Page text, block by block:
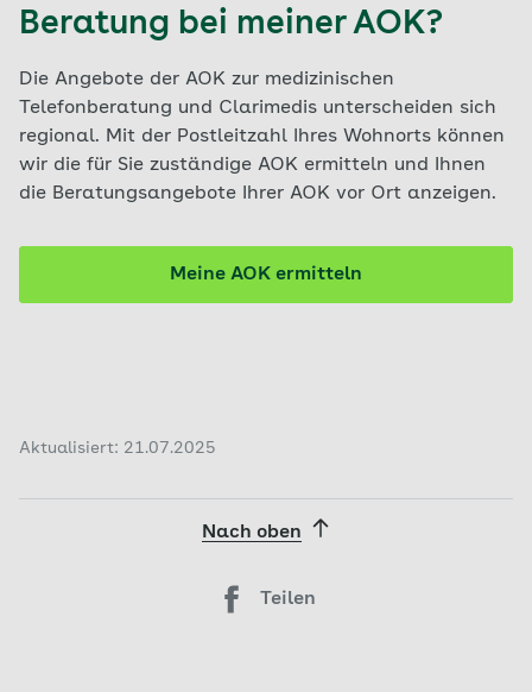
Beratung bei meiner AOK?
Die Angebote der AOK zur medizinischen
Telefonberatung und Clarimedis unterscheiden sich
regional. Mit der Postleitzahl Ihres Wohnorts können
wir die für Sie zuständige AOK ermitteln und Ihnen
die Beratungsangebote Ihrer AOK vor Ort anzeigen.
Meine AOK ermitteln
Aktualisiert: 21.07.2025
Nach oben
Teilen